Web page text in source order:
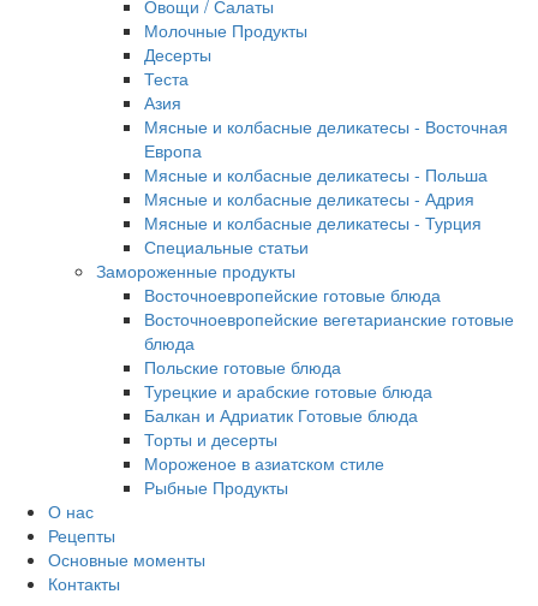
Овощи / Салаты
Молочные Продукты
Десерты
Теста
Азия
Мясные и колбасные деликатесы - Восточная
Европа
Мясные и колбасные деликатесы - Польша
Мясные и колбасные деликатесы - Адрия
Мясные и колбасные деликатесы - Турция
Специальные статьи
Замороженные продукты
Восточноевропейские готовые блюда
Восточноевропейские вегетарианские готовые
блюда
Польские готовые блюда
Турецкие и арабские готовые блюда
Балкан и Адриатик Готовые блюда
Торты и десерты
Мороженое в азиатском стиле
Рыбные Продукты
О нас
Рецепты
Основные моменты
Контакты